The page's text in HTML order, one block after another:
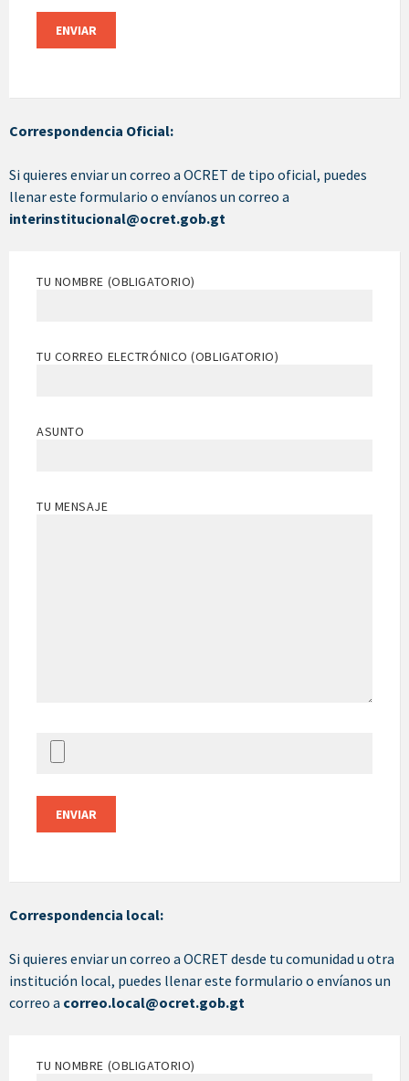
Correspondencia Oficial:
Si quieres enviar un correo a OCRET de tipo oficial, puedes
llenar este formulario o envíanos un correo a
interinstitucional@ocret.gob.gt
TU NOMBRE (OBLIGATORIO)
TU CORREO ELECTRÓNICO (OBLIGATORIO)
ASUNTO
TU MENSAJE
Correspondencia local:
Si quieres enviar un correo a OCRET desde tu comunidad u otra
institución local, puedes llenar este formulario o envíanos un
correo a correo.local@ocret.gob.gt
TU NOMBRE (OBLIGATORIO)